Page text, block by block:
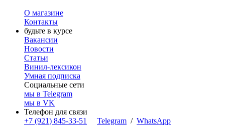
О магазине
Контакты
будьте в курсе
Вакансии
Новости
Статьи
Винил-лексикон
Умная подписка
Социальные сети
мы в Telegram
мы в VK
Телефон для связи
+7 (921) 845-33-51
Telegram / WhatsApp